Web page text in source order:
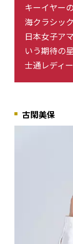
キーイヤー
海クラシッ
日本女子ア
いう期待の
士通レディ
古閑美保